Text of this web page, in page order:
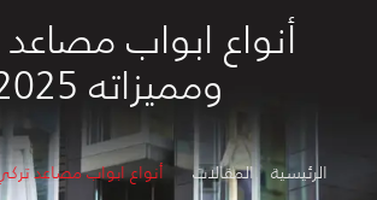
أنواع ابواب
ومميزاته 2025
الرئيسية المقالات أنواع ابواب مصاعد تركي